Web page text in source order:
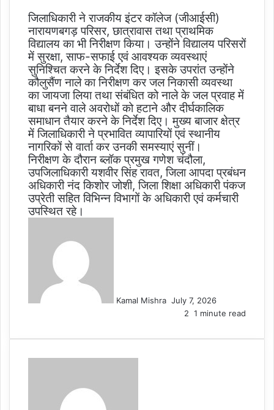
जिलाधिकारी ने राजकीय इंटर कॉलेज (जीआईसी)
नारायणबगड़ परिसर, छात्रावास तथा प्राथमिक
विद्यालय का भी निरीक्षण किया। उन्होंने विद्यालय परिसरों
में सुरक्षा, साफ-सफाई एवं आवश्यक व्यवस्थाएं
सुनिश्चित करने के निर्देश दिए। इसके उपरांत उन्होंने
कौलुसैंण नाले का निरीक्षण कर जल निकासी व्यवस्था
का जायजा लिया तथा संबंधित को नाले के जल प्रवाह में
बाधा बनने वाले अवरोधों को हटाने और दीर्घकालिक
समाधान तैयार करने के निर्देश दिए। मुख्य बाजार क्षेत्र
में जिलाधिकारी ने प्रभावित व्यापारियों एवं स्थानीय
नागरिकों से वार्ता कर उनकी समस्याएं सुनीं।
निरीक्षण के दौरान ब्लॉक प्रमुख गणेश चंदौला,
उपजिलाधिकारी यशवीर सिंह रावत, जिला आपदा प्रबंधन
अधिकारी नंद किशोर जोशी, जिला शिक्षा अधिकारी पंकज
उप्रेती सहित विभिन्न विभागों के अधिकारी एवं कर्मचारी
उपस्थित रहे।
Kamal Mishra July 7, 2026
2 1 minute read